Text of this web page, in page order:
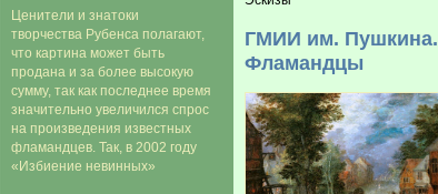
Ценители и знатоки
творчества Рубенса полагают,
что картина может быть
продана и за более высокую
сумму, так как последнее время
значительно увеличился спрос
на произведения известных
фламандцев. Так, в 2002 году
«Избиение невинных»
ГМИИ им. Пушкина.
Фламандцы